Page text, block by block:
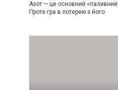
Азот — це основний
Проте гра в лотерею з його